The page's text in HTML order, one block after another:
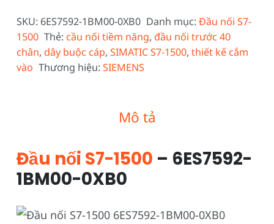
SKU: 6ES7592-1BM00-0XB0 Danh mục:Đầu nối S7-
1500 Thẻ: cầu nối tiềm năng, đầu nối trước 40
chân, dây buộc cáp, SIMATIC S7-1500, thiết kế cắm
vào Thương hiệu:SIEMENS
Mô tả
Đầu nối S7-1500 – 6ES7592-
1BM00-0XB0